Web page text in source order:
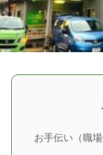
お手伝い（職